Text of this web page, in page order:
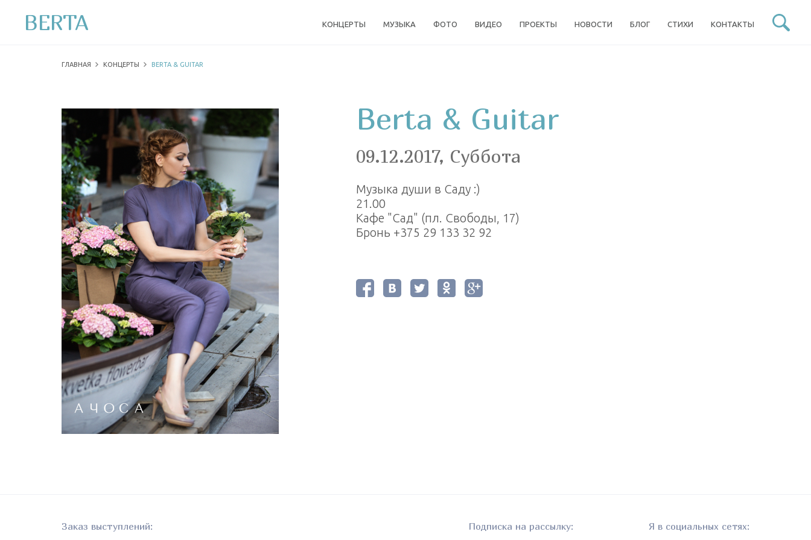
BERTA КОНЦЕРТЫ МУЗЫКА ФОТО ВИДЕО ПРОЕКТЫ НОВОСТИ БЛОГ СТИХИ КОНТАКТЫ
ГЛАВНАЯ КОНЦЕРТЫ BERTA & GUITAR
Berta & Guitar
09.12.2017, Суббота
Музыка души в Саду :)
21.00
Кафе "Сад" (пл. Свободы, 17)
Бронь +375 29 133 32 92
Заказ выступлений: Подписка на рассылку: Я в социальных сетях: